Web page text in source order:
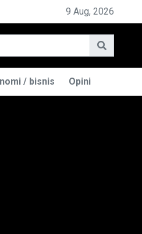
DIGUGAT DI PN BANDUNG
9 Aug, 2026
/ bisnis Opini